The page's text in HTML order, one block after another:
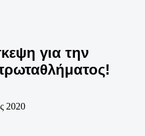
για την
2020